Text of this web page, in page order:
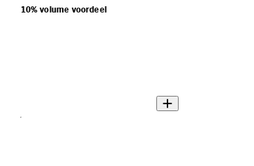
10% volume voordeel